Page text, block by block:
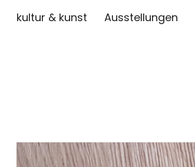
kultur & kunst Ausstellungen